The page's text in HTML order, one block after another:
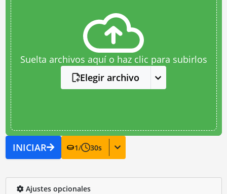
Suelta archivos aquí o haz clic para subirlos
Elegir archivo
INICIAR 1/ 30s
Ajustes opcionales